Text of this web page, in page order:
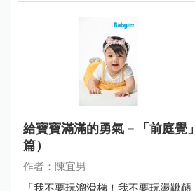
給寶寶滿滿的勇氣－「前庭覺
篇）
作者：陳宜男
「我不要玩溜滑梯！我不要玩盪鞦